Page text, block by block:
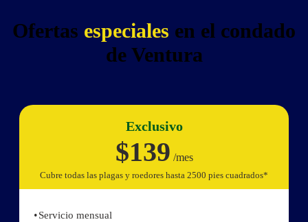
Ofertas especiales en el condado
de Ventura
Exclusivo
$139 /mes
Cubre todas las plagas y roedores hasta 2500 pies cuadrados*
Servicio mensual